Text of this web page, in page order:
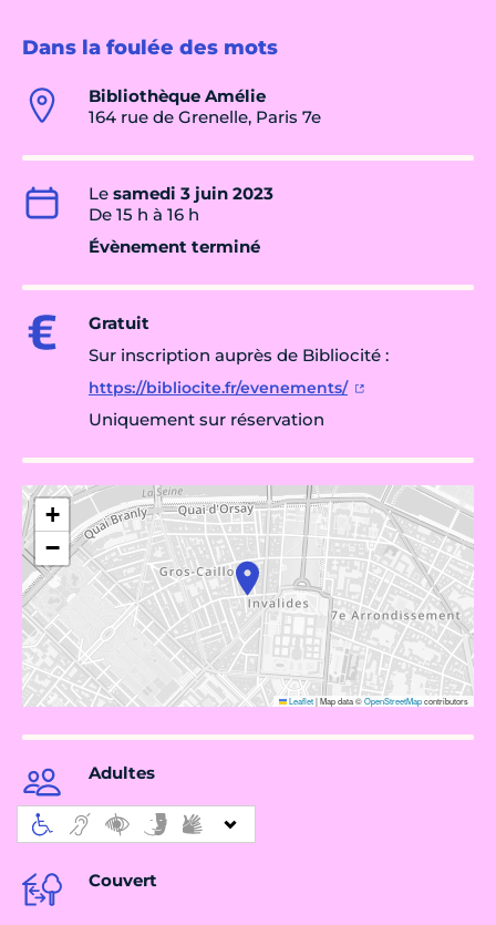
Dans la foulée des mots
Bibliothèque Amélie
164 rue de Grenelle, Paris 7e
Le samedi 3 juin 2023
De 15 h à 16 h
Évènement terminé
Gratuit
Sur inscription auprès de Bibliocité :
https://bibliocite.fr/evenements/
Uniquement sur réservation
+
−
Leaflet|Map data ©OpenStreetMapcontributors
Adultes
Couvert